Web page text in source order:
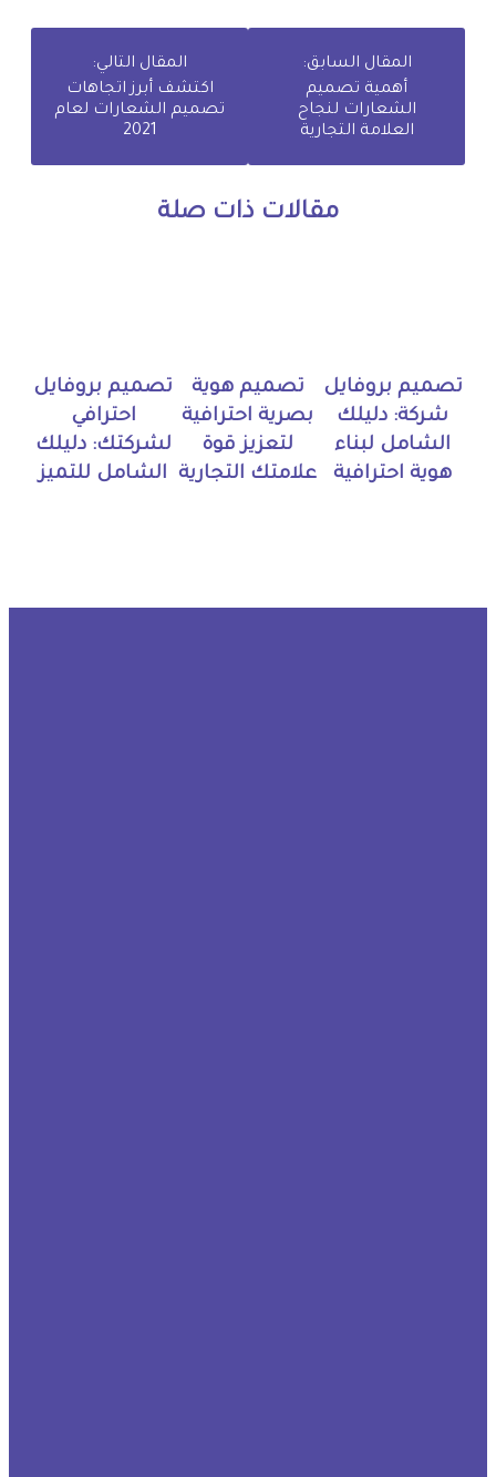
المقال السابق:
أهمية تصميم
الشعارات لنجاح
العلامة التجارية
المقال التالي:
اكتشف أبرز اتجاهات
تصميم الشعارات لعام
2021
مقالات ذات صلة
تصميم بروفايل
شركة: دليلك
الشامل لبناء
هوية احترافية
تصميم هوية
بصرية احترافية
لتعزيز قوة
علامتك التجارية
تصميم بروفايل
احترافي
لشركتك: دليلك
الشامل للتميز